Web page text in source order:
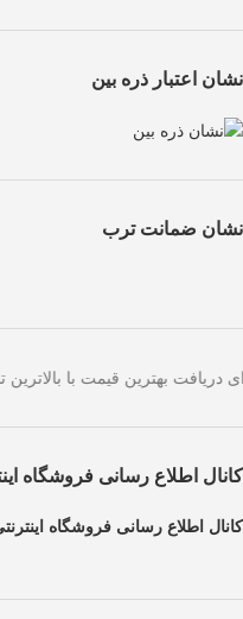
نشان اعتبار ذره بین
نشان ضمانت ترب
امروز است. برای دریافت
کانال اطلاع رسانی فروشگاه
کانال اطلاع رسانی فروشگاه